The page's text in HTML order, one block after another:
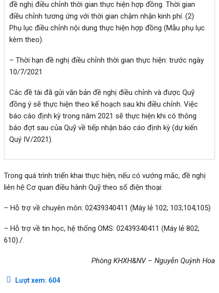
đề nghị điều chỉnh thời gian thực hiện hợp đồng. Thời gian
điều chỉnh tương ứng với thời gian chậm nhận kinh phí. (2)
Phụ lục điều chỉnh nội dung thực hiện hợp đồng (Mẫu phụ lục
kèm theo).
– Thời hạn đề nghị điều chỉnh thời gian thực hiện: trước ngày
10/7/2021
Các đề tài đã gửi văn bản đề nghị điều chỉnh và được Quỹ
đồng ý sẽ thực hiện theo kế hoạch sau khi điều chỉnh. Việc
báo cáo định kỳ trong năm 2021 sẽ thực hiện khi có thông
báo đợt sau của Quỹ về tiếp nhận báo cáo định kỳ (dự kiến
Quý IV/2021).
Trong quá trình triển khai thực hiện, nếu có vướng mắc, đề nghị
liên hệ Cơ quan điều hành Quỹ theo số điện thoại:
– Hỗ trợ về chuyên môn: 02439340411 (Máy lẻ 102; 103;104;105)
– Hỗ trợ về tin học, hệ thống OMS: 02439340411 (Máy lẻ 802;
610)./.
Phòng KHXH&NV – Nguyễn Quỳnh Hoa
Lượt xem: 604